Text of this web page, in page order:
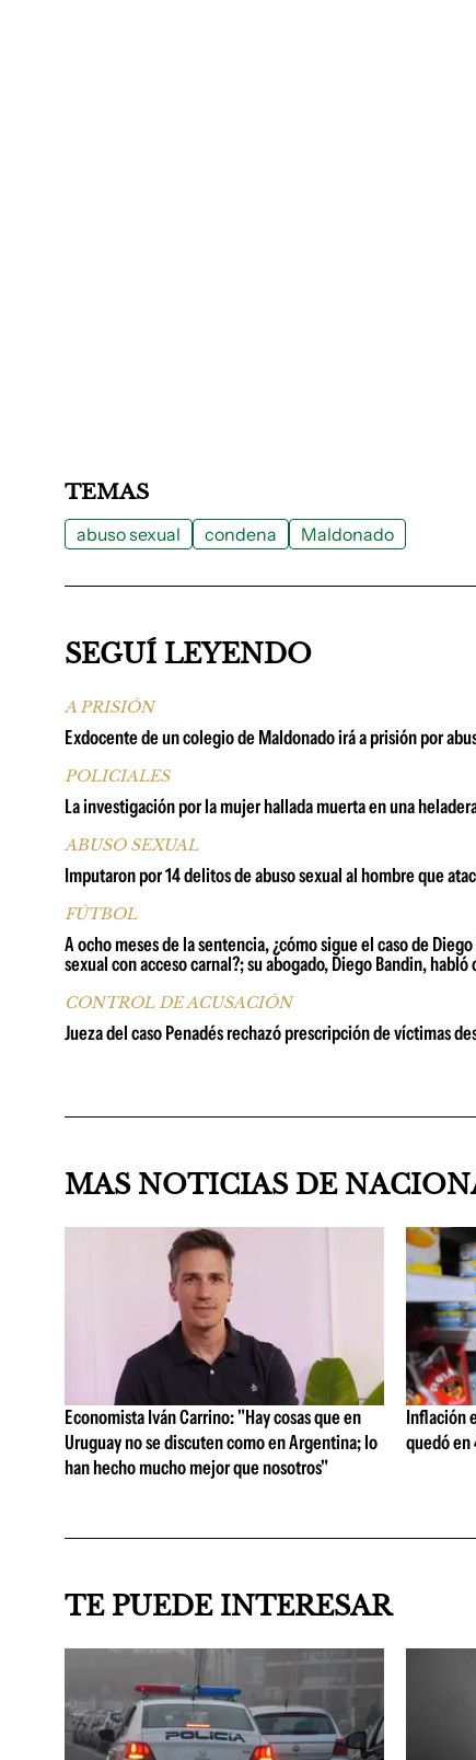
TEMAS
abuso sexual condena Maldonado
SEGUÍ LEYENDO
A PRISIÓN
Exdocente de un colegio de Maldonado irá a prisión por
POLICIALES
La investigación por la mujer hallada muerta en una
ABUSO SEXUAL
Imputaron por 14 delitos de abuso sexual al hombre que
FÚTBOL
A ocho meses de la sentencia, ¿cómo sigue el caso de
sexual con acceso carnal?; su abogado, Diego Bandin, habló
CONTROL DE ACUSACIÓN
Jueza del caso Penadés rechazó prescripción de víctimas
MAS NOTICIAS DE
Economista Iván Carrino: "Hay cosas que en
Uruguay no se discuten como en Argentina; lo
han hecho mucho mejor que nosotros"
Inflación
quedó en
TE PUEDE INTERESAR